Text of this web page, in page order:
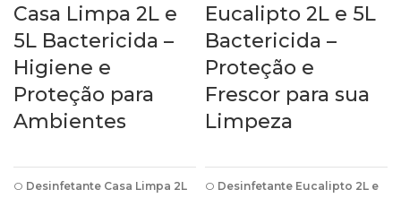
Casa Limpa 2L e
5L Bactericida –
Higiene e
Proteção para
Ambientes
O Desinfetante Casa Limpa 2L
Eucalipto 2L e 5L
Bactericida –
Proteção e
Frescor para sua
Limpeza
O Desinfetante Eucalipto 2L e